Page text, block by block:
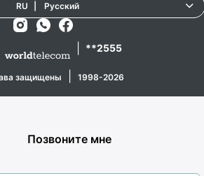
**2555
защищены 1998-2026
RU Русский
Позвоните мне